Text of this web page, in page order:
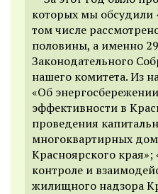
которых мы обсудили
том числе
половины, а именно
Законодательного
нашего комитета. Из
«Об
эффективности в
проведения
многоквартирных
Красноярского
контроле и
жилищного надзора